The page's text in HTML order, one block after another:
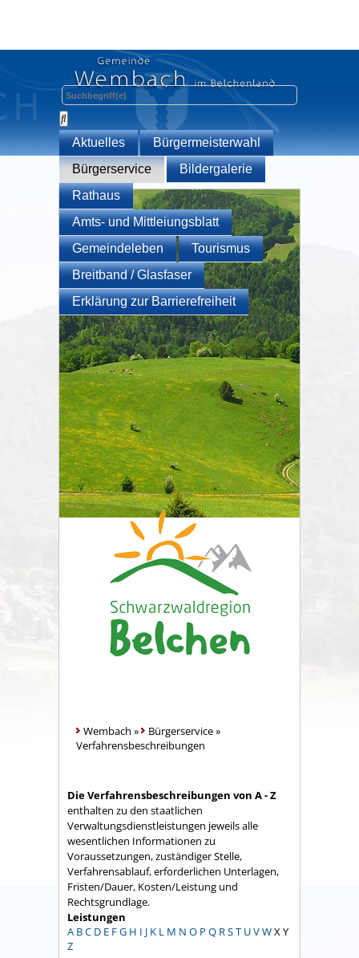
Aktuelles
Bürgermeisterwahl
Bürgerservice
Bildergalerie
Rathaus
Amts- und Mittleiungsblatt
Gemeindeleben
Tourismus
Breitband / Glasfaser
Erklärung zur Barrierefreiheit
Wembach » Bürgerservice»
Verfahrensbeschreibungen
Die Verfahrensbeschreibungen von A - Z
enthalten zu den staatlichen
Verwaltungsdienstleistungen jeweils alle
wesentlichen Informationen zu
Voraussetzungen, zuständiger Stelle,
Verfahrensablauf, erforderlichen Unterlagen,
Fristen/Dauer, Kosten/Leistung und
Rechtsgrundlage.
Leistungen
A BC D E FG H I J K L M N O P Q RST UVWX Y
Z